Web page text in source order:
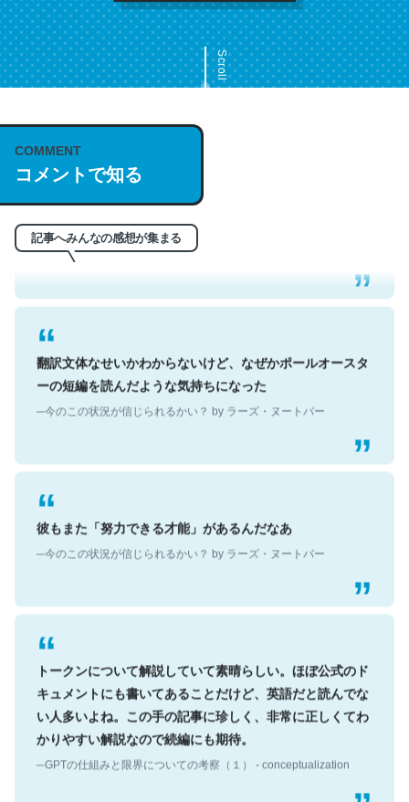
Scroll
COMMENT
コメントで知る
記事へみんなの感想が集まる
これは名文。彼はとてもクレバーなんだろうなと凄く思
─今のこの状況が信じられるかい？ by ラーズ・ヌートバー
翻訳文体なせいかわからないけど、なぜかポールオースタ
ーの短編を読んだような気持ちになった
─今のこの状況が信じられるかい？ by ラーズ・ヌートバー
彼もまた「努力できる才能」があるんだなあ
─今のこの状況が信じられるかい？ by ラーズ・ヌートバー
トークンについて解説していて素晴らしい。ほぼ公式のド
キュメントにも書いてあることだけど、英語だと読んでな
い人多いよね。この手の記事に珍しく、非常に正しくてわ
かりやすい解説なので続編にも期待。
─GPTの仕組みと限界についての考察（１） - conceptualization